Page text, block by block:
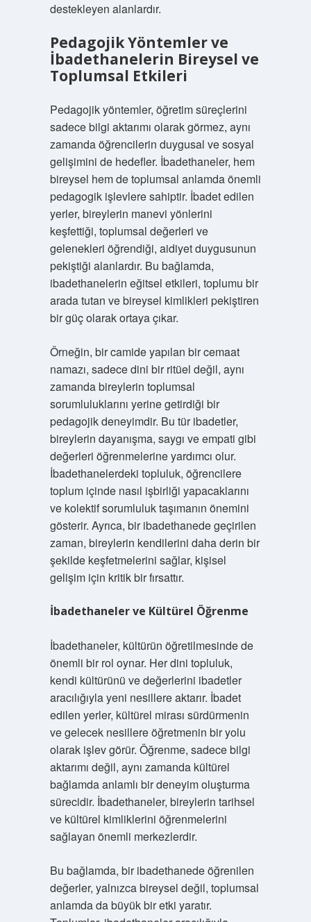
destekleyen alanlardır.
Pedagojik Yöntemler ve
İbadethanelerin Bireysel ve
Toplumsal Etkileri
Pedagojik yöntemler, öğretim süreçlerini
sadece bilgi aktarımı olarak görmez, aynı
zamanda öğrencilerin duygusal ve sosyal
gelişimini de hedefler. İbadethaneler, hem
bireysel hem de toplumsal anlamda önemli
pedagogik işlevlere sahiptir. İbadet edilen
yerler, bireylerin manevi yönlerini
keşfettiği, toplumsal değerleri ve
gelenekleri öğrendiği, aidiyet duygusunun
pekiştiği alanlardır. Bu bağlamda,
ibadethanelerin eğitsel etkileri, toplumu bir
arada tutan ve bireysel kimlikleri pekiştiren
bir güç olarak ortaya çıkar.
Örneğin, bir camide yapılan bir cemaat
namazı, sadece dini bir ritüel değil, aynı
zamanda bireylerin toplumsal
sorumluluklarını yerine getirdiği bir
pedagojik deneyimdir. Bu tür ibadetler,
bireylerin dayanışma, saygı ve empati gibi
değerleri öğrenmelerine yardımcı olur.
İbadethanelerdeki topluluk, öğrencilere
toplum içinde nasıl işbirliği yapacaklarını
ve kolektif sorumluluk taşımanın önemini
gösterir. Ayrıca, bir ibadethanede geçirilen
zaman, bireylerin kendilerini daha derin bir
şekilde keşfetmelerini sağlar, kişisel
gelişim için kritik bir fırsattır.
İbadethaneler ve Kültürel Öğrenme
İbadethaneler, kültürün öğretilmesinde de
önemli bir rol oynar. Her dini topluluk,
kendi kültürünü ve değerlerini ibadetler
aracılığıyla yeni nesillere aktarır. İbadet
edilen yerler, kültürel mirası sürdürmenin
ve gelecek nesillere öğretmenin bir yolu
olarak işlev görür. Öğrenme, sadece bilgi
aktarımı değil, aynı zamanda kültürel
bağlamda anlamlı bir deneyim oluşturma
sürecidir. İbadethaneler, bireylerin tarihsel
ve kültürel kimliklerini öğrenmelerini
sağlayan önemli merkezlerdir.
Bu bağlamda, bir ibadethanede öğrenilen
değerler, yalnızca bireysel değil, toplumsal
anlamda da büyük bir etki yaratır.